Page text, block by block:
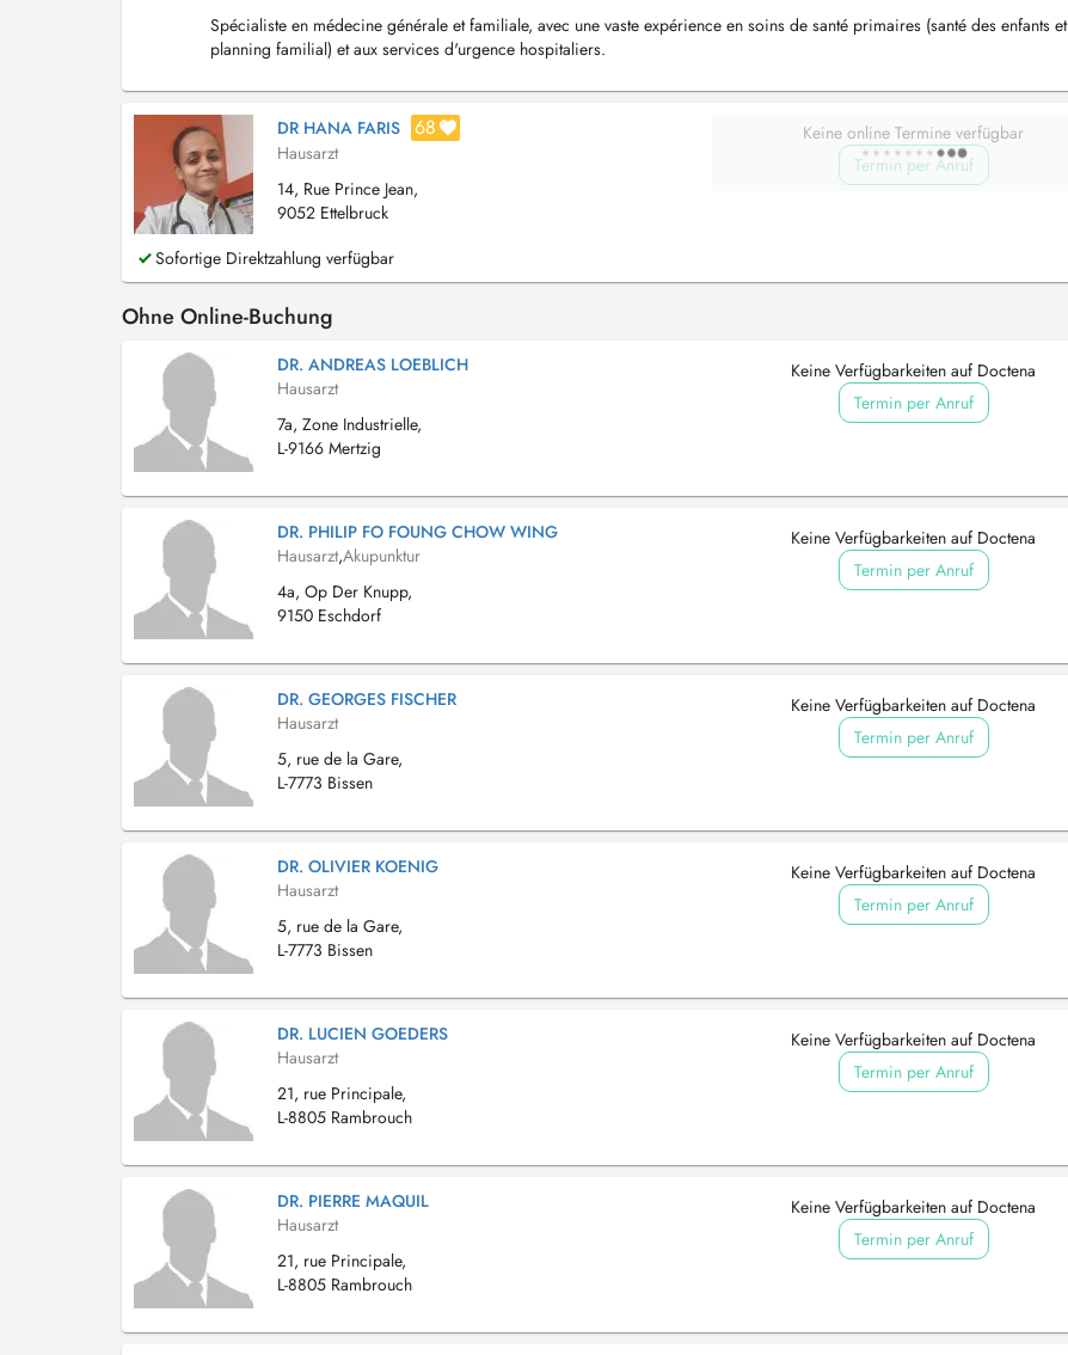
Spécialiste en médecine générale et familiale, avec une vaste expérience en soins de santé primaires (santé des enfants et
planning familial) et aux services d'urgence hospitaliers.
DR HANA FARIS 68
Hausarzt
14, Rue Prince Jean,
9052 Ettelbruck
Keine online Termine verfügbar
Termin per Anruf
Sofortige Direktzahlung verfügbar
Ohne Online-Buchung
DR. ANDREAS LOEBLICH
Hausarzt
7a, Zone Industrielle,
L-9166 Mertzig
Keine Verfügbarkeiten auf Doctena
Termin per Anruf
DR. PHILIP FO FOUNG CHOW WING
Hausarzt,Akupunktur
4a, Op Der Knupp,
9150 Eschdorf
Keine Verfügbarkeiten auf Doctena
Termin per Anruf
DR. GEORGES FISCHER
Hausarzt
5, rue de la Gare,
L-7773 Bissen
Keine Verfügbarkeiten auf Doctena
Termin per Anruf
DR. OLIVIER KOENIG
Hausarzt
5, rue de la Gare,
L-7773 Bissen
Keine Verfügbarkeiten auf Doctena
Termin per Anruf
DR. LUCIEN GOEDERS
Hausarzt
21, rue Principale,
L-8805 Rambrouch
Keine Verfügbarkeiten auf Doctena
Termin per Anruf
DR. PIERRE MAQUIL
Hausarzt
21, rue Principale,
L-8805 Rambrouch
Keine Verfügbarkeiten auf Doctena
Termin per Anruf